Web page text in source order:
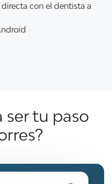
con el dentista a
ser tu paso